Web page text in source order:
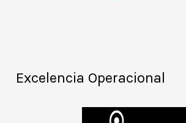
Excelencia Operacional